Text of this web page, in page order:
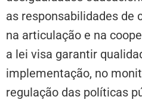
as responsabilidades de
na articulação e na
a lei visa garantir
implementação, no
regulação das políticas